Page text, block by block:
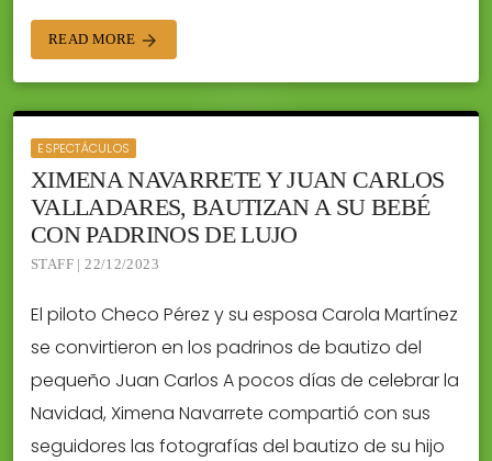
READ MORE arrow_forward
ESPECTÁCULOS
XIMENA NAVARRETE Y JUAN CARLOS
VALLADARES, BAUTIZAN A SU BEBÉ
CON PADRINOS DE LUJO
STAFF | 22/12/2023
El piloto Checo Pérez y su esposa Carola Martínez
se convirtieron en los padrinos de bautizo del
pequeño Juan Carlos A pocos días de celebrar la
Navidad, Ximena Navarrete compartió con sus
seguidores las fotografías del bautizo de su hijo